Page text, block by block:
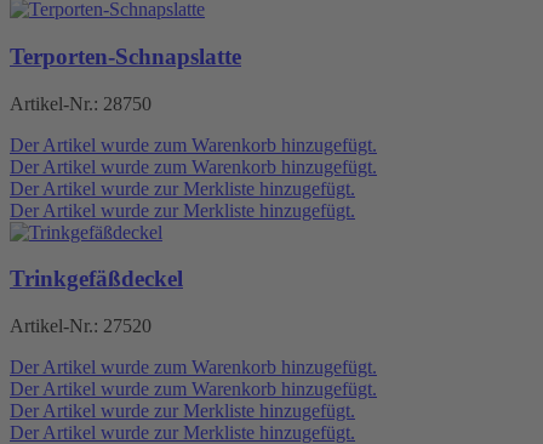
Terporten-Schnapslatte
Artikel-Nr.: 28750
Der Artikel wurde zum Warenkorb hinzugefügt.
Der Artikel wurde zum Warenkorb hinzugefügt.
Der Artikel wurde zur Merkliste hinzugefügt.
Der Artikel wurde zur Merkliste hinzugefügt.
Trinkgefäßdeckel
Artikel-Nr.: 27520
Der Artikel wurde zum Warenkorb hinzugefügt.
Der Artikel wurde zum Warenkorb hinzugefügt.
Der Artikel wurde zur Merkliste hinzugefügt.
Der Artikel wurde zur Merkliste hinzugefügt.